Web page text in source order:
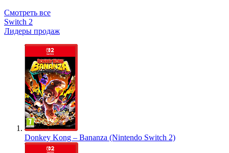
Смотреть все
Switch 2
Лидеры продаж
Donkey Kong – Bananza (Nintendo Switch 2)